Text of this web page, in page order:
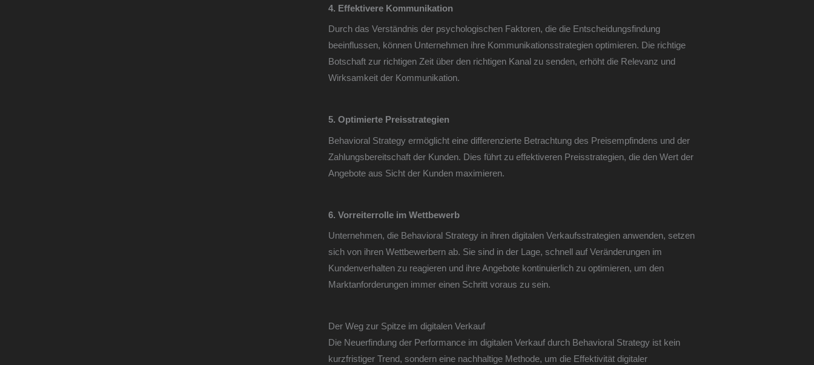
4. Effektivere Kommunikation
Durch das Verständnis der psychologischen Faktoren, die die Entscheidungsfindung
beeinflussen, können Unternehmen ihre Kommunikationsstrategien optimieren. Die richtige
Botschaft zur richtigen Zeit über den richtigen Kanal zu senden, erhöht die Relevanz und
Wirksamkeit der Kommunikation.
5. Optimierte Preisstrategien
Behavioral Strategy ermöglicht eine differenzierte Betrachtung des Preisempfindens und der
Zahlungsbereitschaft der Kunden. Dies führt zu effektiveren Preisstrategien, die den Wert der
Angebote aus Sicht der Kunden maximieren.
6. Vorreiterrolle im Wettbewerb
Unternehmen, die Behavioral Strategy in ihren digitalen Verkaufsstrategien anwenden, setzen
sich von ihren Wettbewerbern ab. Sie sind in der Lage, schnell auf Veränderungen im
Kundenverhalten zu reagieren und ihre Angebote kontinuierlich zu optimieren, um den
Marktanforderungen immer einen Schritt voraus zu sein.
Der Weg zur Spitze im digitalen Verkauf
Die Neuerfindung der Performance im digitalen Verkauf durch Behavioral Strategy ist kein
kurzfristiger Trend, sondern eine nachhaltige Methode, um die Effektivität digitaler